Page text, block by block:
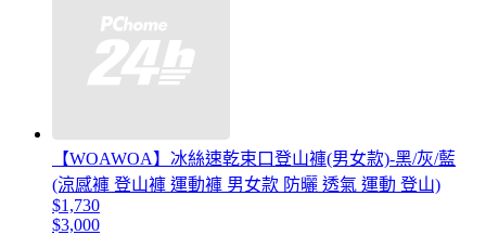
【WOAWOA】冰絲速乾束口登山褲(男女款)-黑/灰/藍
(涼感褲 登山褲 運動褲 男女款 防曬 透氣 運動 登山)
$1,730
$3,000